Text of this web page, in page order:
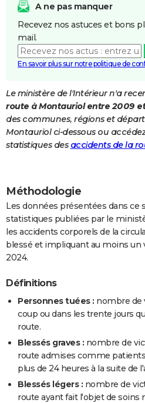
Destinations
City break
Voyage nature
Voyage de noces
Forum
Climat
PHOTO
GUIDES D'ACHAT
BONS PLANS
Carte de Noël
Carte Bonne année
Carte Saint-Valentin
Carte Pâques
Carte d'anniversaire
DICTIONNAIRE
Dictionnaire
Biographies
Citations
Expressions
Proverbes
PROGRAMME TV
FORUM
Bricolage
Television
A ne pas manquer
Recevez nos astuces et bons
mail.
En savoir plus sur notre politique de
Le ministère de l'Intérieur n'a
route à Montauriol entre 2009
des communes, régions et
Montauriol ci-dessous ou
statistiques des accidents de la
Méthodologie
Les données présentées dans ce
statistiques publiées par le
les accidents corporels de la
blessé et impliquant au moins un
2024.
Définitions
Personnes tuées : nombre de
coup ou dans les trente jours
route.
Blessés graves : nombre de
route admises comme
plus de 24 heures à la suite de
Blessés légers : nombre de
route ayant fait l'objet de soins